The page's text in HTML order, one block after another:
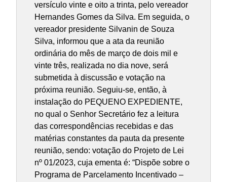
versículo vinte e oito a trinta, pelo vereador
Hernandes Gomes da Silva. Em seguida, o
vereador presidente Silvanin de Souza
Silva, informou que a ata da reunião
ordinária do mês de março de dois mil e
vinte três, realizada no dia nove, será
submetida à discussão e votação na
próxima reunião. Seguiu-se, então, à
instalação do PEQUENO EXPEDIENTE,
no qual o Senhor Secretário fez a leitura
das correspondências recebidas e das
matérias constantes da pauta da presente
reunião, sendo: votação do Projeto de Lei
nº 01/2023, cuja ementa é: “Dispõe sobre o
Programa de Parcelamento Incentivado –